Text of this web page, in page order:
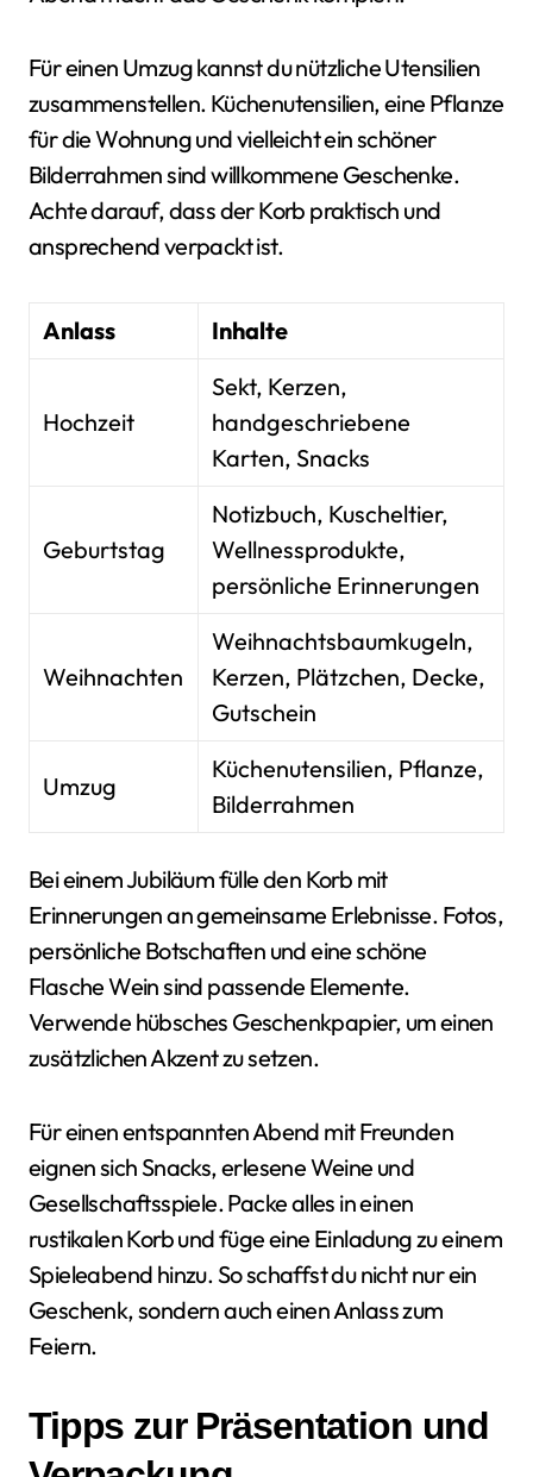
Für einen Umzug kannst du nützliche Utensilien
zusammenstellen. Küchenutensilien, eine Pflanze
für die Wohnung und vielleicht ein schöner
Bilderrahmen sind willkommene Geschenke.
Achte darauf, dass der Korb praktisch und
ansprechend verpackt ist.
Anlass Inhalte
Hochzeit
Sekt, Kerzen,
handgeschriebene
Karten, Snacks
Geburtstag
Notizbuch, Kuscheltier,
Wellnessprodukte,
persönliche Erinnerungen
Weihnachten
Weihnachtsbaumkugeln,
Kerzen, Plätzchen, Decke,
Gutschein
Umzug
Küchenutensilien, Pflanze,
Bilderrahmen
Bei einem Jubiläum fülle den Korb mit
Erinnerungen an gemeinsame Erlebnisse. Fotos,
persönliche Botschaften und eine schöne
Flasche Wein sind passende Elemente.
Verwende hübsches Geschenkpapier, um einen
zusätzlichen Akzent zu setzen.
Für einen entspannten Abend mit Freunden
eignen sich Snacks, erlesene Weine und
Gesellschaftsspiele. Packe alles in einen
rustikalen Korb und füge eine Einladung zu einem
Spieleabend hinzu. So schaffst du nicht nur ein
Geschenk, sondern auch einen Anlass zum
Feiern.
Tipps zur Präsentation und